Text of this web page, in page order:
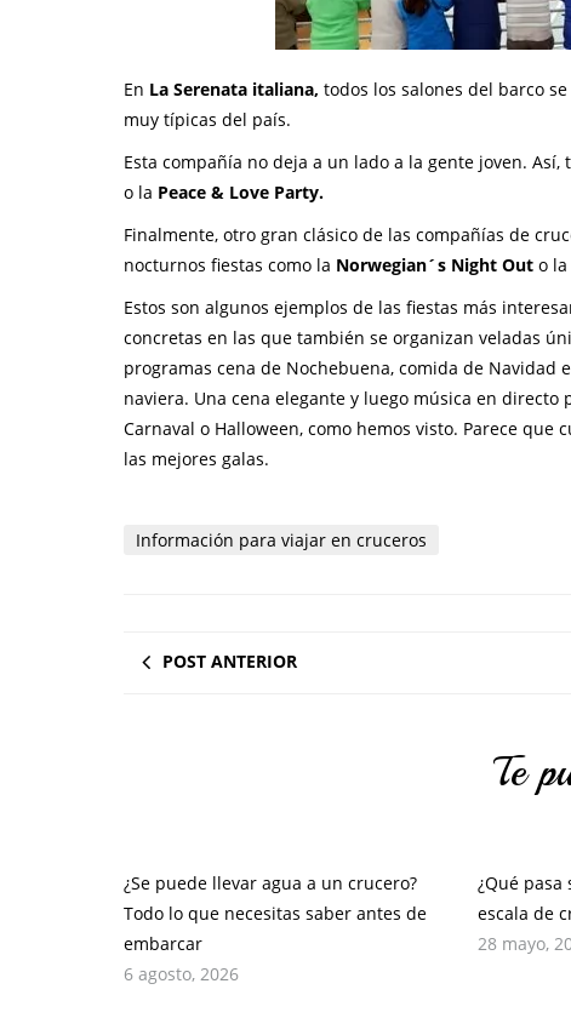
En La Serenata italiana, todos los salones del barco
muy típicas del país.
Esta compañía no deja a un lado a la gente joven.
o la Peace & Love Party.
Finalmente, otro gran clásico de las compañías de
nocturnos fiestas como la Norwegian´s Night Out o
Estos son algunos ejemplos de las fiestas más
concretas en las que también se organizan veladas
programas cena de Nochebuena, comida de Navidad
naviera. Una cena elegante y luego música en
Carnaval o Halloween, como hemos visto. Parece
las mejores galas.
Información para viajar en cruceros
POST ANTERIOR
Te
¿Se puede llevar agua a un crucero?
Todo lo que necesitas saber antes de
embarcar
6 agosto, 2026
¿Qué
escala de
28 mayo,